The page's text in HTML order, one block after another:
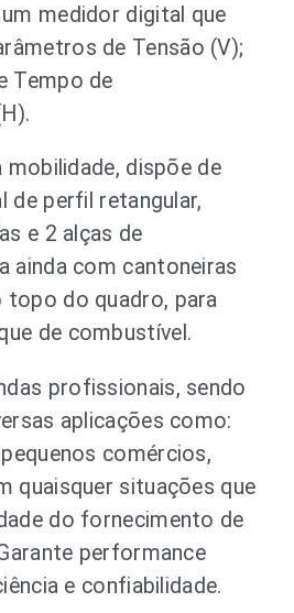
medidor digital que
de Tensão (V);
Tempo de
mobilidade, dispõe de
de perfil retangular,
e 2 alças de
ainda com cantoneiras
topo do quadro, para
de combustível.
profissionais, sendo
aplicações como:
comércios,
quaisquer situações que
do fornecimento de
performance
e confiabilidade.